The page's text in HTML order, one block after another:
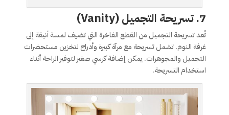
7. تسريحة التجميل (Vanity)
تُعد تسريحة التجميل من القطع الفاخرة التي تضيف لمسة أنيقة إلى
غرفة النوم. تشمل تسريحة مع مرآة كبيرة وأدراج لتخزين مستحضرات
التجميل والمجوهرات. يمكن إضافة كرسي صغير لتوفير الراحة أثناء
استخدام التسريحة.